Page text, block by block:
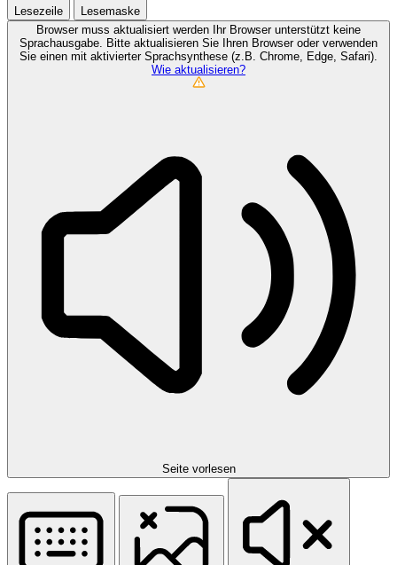
Lesezeile
Lesemaske
Browser muss aktualisiert werden
Ihr Browser unterstützt keine
Sprachausgabe. Bitte aktualisieren Sie Ihren Browser oder verwenden
Sie einen mit aktivierter Sprachsynthese (z.B. Chrome, Edge, Safari).
Wie aktualisieren?
Seite vorlesen